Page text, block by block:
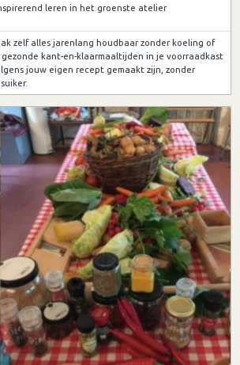
leren in het groenste atelier
zelf alles jarenlang houdbaar zonder koeling of
gezonde kant-en-klaarmaaltijden in je voorraadkast
jouw eigen recept gemaakt zijn, zonder